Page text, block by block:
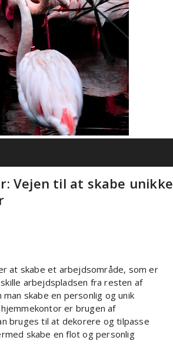
Vejen til at skabe unikke
at skabe et arbejdsområde, som er
arbejdspladsen fra resten af
skabe en personlig og unik
er brugen af
bruges til at dekorere og tilpasse
skabe en flot og personlig